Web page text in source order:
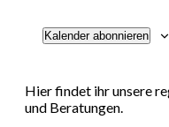
Kalender abonnieren
Hier findet ihr unsere
und Beratungen.